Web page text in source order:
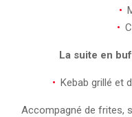
La suite en
Kebab grillé et
Accompagné de frites,